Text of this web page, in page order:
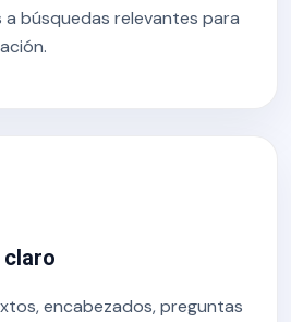
búsquedas relevantes para
claro
encabezados, preguntas